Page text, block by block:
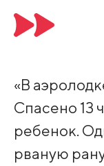
«В
Спасено 13
ребенок.
рваную